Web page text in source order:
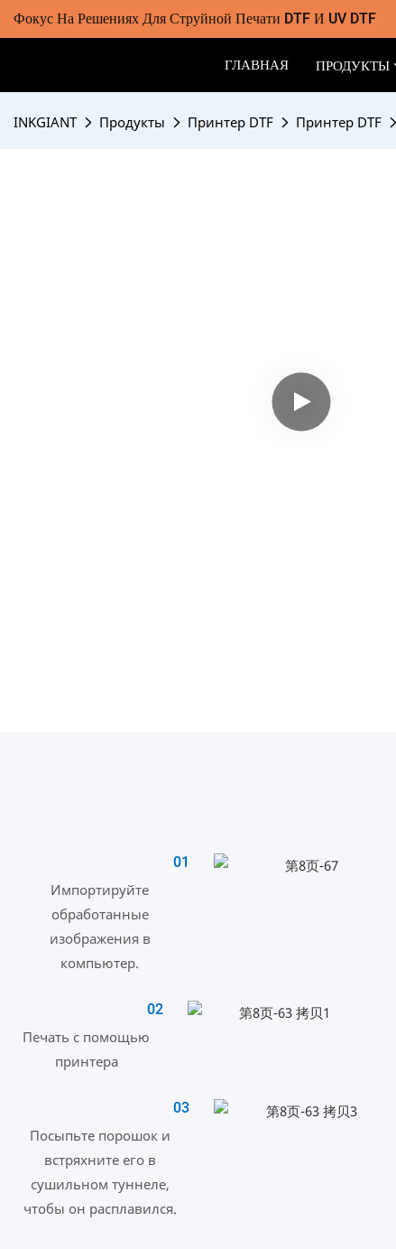
Фокус На Решениях Для Струйной Печати DTF И UV DTF
ГЛАВНАЯ ПРОДУКТЫ
INKGIANT Продукты Принтер DTF Принтер DTF
01
Импортируйте
обработанные
изображения в
компьютер.
02
Печать с помощью
принтера
03
Посыпьте порошок и
встряхните его в
сушильном туннеле,
чтобы он расплавился.